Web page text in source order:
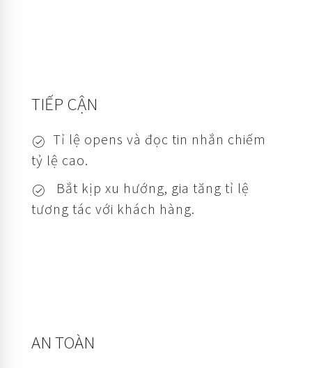
TIẾP CẬN
Tỉ lệ opens và đọc tin nhắn chiếm
tỷ lệ cao.
Bắt kịp xu hướng, gia tăng tỉ lệ
tương tác với khách hàng.
AN TOÀN